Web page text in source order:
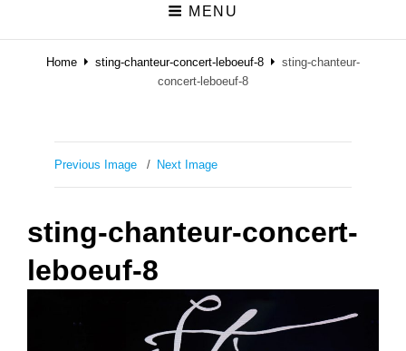
MENU
Home sting-chanteur-concert-leboeuf-8
sting-chanteur-
concert-leboeuf-8
Previous Image Next Image
sting-chanteur-concert-
leboeuf-8